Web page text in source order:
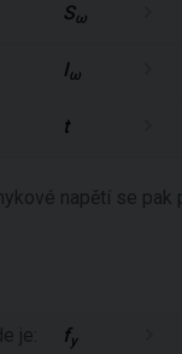
Sω
Iω
t
napětí se pak
je: fy